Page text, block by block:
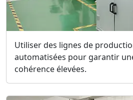
Utiliser des lignes de
automatisées pour garantir
cohérence élevées.